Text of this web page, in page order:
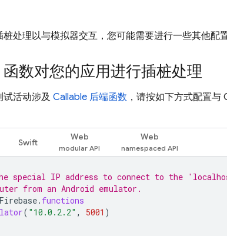
处理以与模拟器交互，您可能需要进行一些其他配置
数对您的应用进行插桩处理
试活动涉及 Callable 后端函数 ，请按如下方式配置与
Swift
Web Web
special IP address to connect to the
from an Android emulator.
Firebase. functions
( "10.0.2.2" , 5001 )